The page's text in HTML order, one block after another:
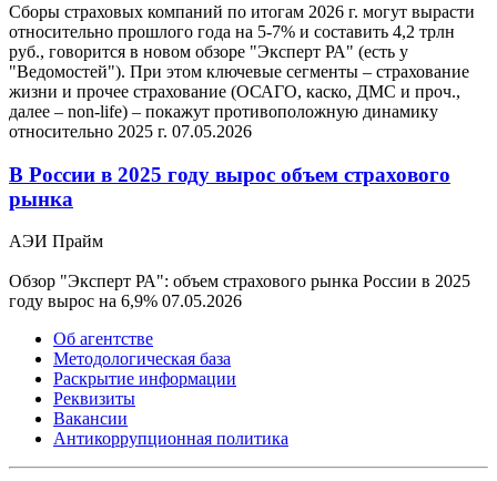
Сборы страховых компаний по итогам 2026 г. могут вырасти
относительно прошлого года на 5-7% и составить 4,2 трлн
руб., говорится в новом обзоре "Эксперт РА" (есть у
"Ведомостей"). При этом ключевые сегменты – страхование
жизни и прочее страхование (ОСАГО, каско, ДМС и проч.,
далее – non-life) – покажут противоположную динамику
относительно 2025 г. 07.05.2026
В России в 2025 году вырос объем страхового
рынка
АЭИ Прайм
Обзор "Эксперт РА": объем страхового рынка России в 2025
году вырос на 6,9% 07.05.2026
Об агентстве
Методологическая база
Раскрытие информации
Реквизиты
Вакансии
Антикоррупционная политика